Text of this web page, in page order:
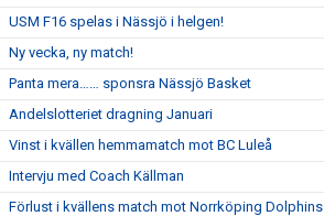
USM F16 spelas i Nässjö i helgen!
Ny vecka, ny match!
Panta mera…… sponsra Nässjö Basket
Andelslotteriet dragning Januari
Vinst i kvällen hemmamatch mot BC Luleå
Intervju med Coach Källman
Förlust i kvällens match mot Norrköping Dolphins